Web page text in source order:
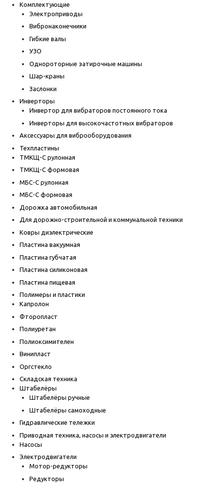
Комплектующие
Электроприводы
Вибронаконечники
Гибкие валы
УЗО
Однороторные затирочные машины
Шар-краны
Заслонки
Инверторы
Инвертор для вибраторов постоянного тока
Инверторы для высокочастотных вибраторов
Аксессуары для виброоборудования
Техпластины
ТМКЩ-С рулонная
ТМКЩ-С формовая
МБС-С рулонная
МБС-С формовая
Дорожка автомобильная
Для дорожно-строительной и коммунальной техники
Ковры диэлектрические
Пластина вакуумная
Пластина губчатая
Пластина силиконовая
Пластина пищевая
Полимеры и пластики
Капролон
Фторопласт
Полиуретан
Полиоксимителен
Винипласт
Оргстекло
Складская техника
Штабелёры
Штабелёры ручные
Штабелёры самоходные
Гидравлические тележки
Приводная техника, насосы и электродвигатели
Насосы
Электродвигатели
Мотор-редукторы
Редукторы